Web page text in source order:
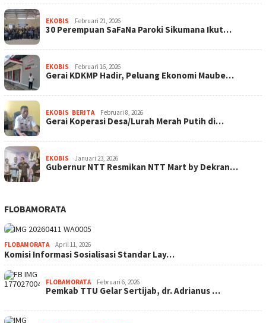
EKOBIS Februari 21, 2026
30 Perempuan SaFaNa Paroki Sikumana Ikut…
EKOBIS Februari 16, 2026
Gerai KDKMP Hadir, Peluang Ekonomi Maube…
EKOBIS BERITA Februari 8, 2026
Gerai Koperasi Desa/Lurah Merah Putih di…
EKOBIS Januari 23, 2026
Gubernur NTT Resmikan NTT Mart by Dekran…
FLOBAMORATA
FLOBAMORATA April 11, 2026
Komisi Informasi Sosialisasi Standar Lay…
FLOBAMORATA Februari 6, 2026
Pemkab TTU Gelar Sertijab, dr. Adrianus …